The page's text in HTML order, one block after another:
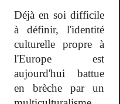
Déjà en soi difficile
à définir, l'identité
culturelle propre à
l'Europe est
aujourd'hui battue
en brèche par un